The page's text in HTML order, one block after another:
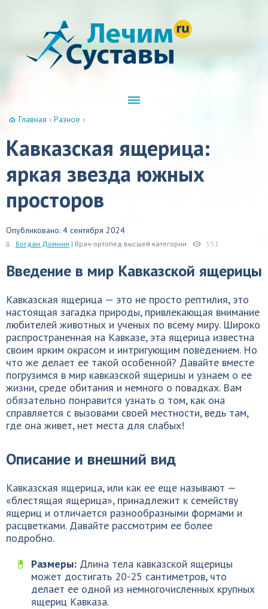
Главная › Разное ›
Кавказская ящерица:
яркая звезда южных
просторов
Опубликовано: 4 сентября 2024
Богдан Домнин | Врач-ортопед высшей категории 551
Введение в мир Кавказской ящерицы
Кавказская ящерица — это не просто рептилия, это
настоящая загадка природы, привлекающая внимание
любителей животных и ученых по всему миру. Широко
распространенная на Кавказе, эта ящерица известна
своим ярким окрасом и интригующим поведением. Но
что же делает ее такой особенной? Давайте вместе
погрузимся в мир кавказской ящерицы и узнаем о ее
жизни, среде обитания и немного о повадках. Вам
обязательно понравится узнать о том, как она
справляется с вызовами своей местности, ведь там,
где она живет, нет места для слабых!
Описание и внешний вид
Кавказская ящерица, или как ее еще называют —
«блестящая ящерица», принадлежит к семейству
ящериц и отличается разнообразными формами и
расцветками. Давайте рассмотрим ее более
подробно.
Размеры: Длина тела кавказской ящерицы
может достигать 20-25 сантиметров, что
делает ее одной из немногочисленных крупных
ящериц Кавказа.